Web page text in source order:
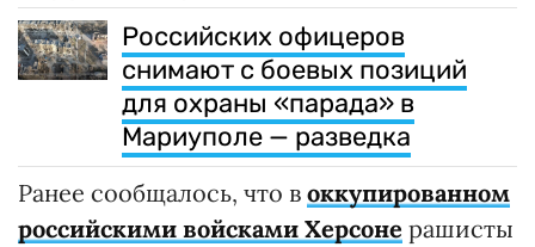
Российских офицеров
снимают с боевых позиций
для охраны «парада» в
Мариуполе — разведка
Ранее сообщалось, что в оккупированном
российскими войсками Херсоне рашисты